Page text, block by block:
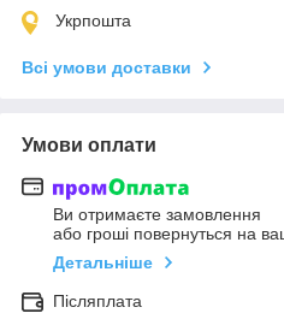
Укрпошта
Всі умови доставки
Умови оплати
Ви отримаєте замовлення
або гроші повернуться на
Детальніше
Післяплата